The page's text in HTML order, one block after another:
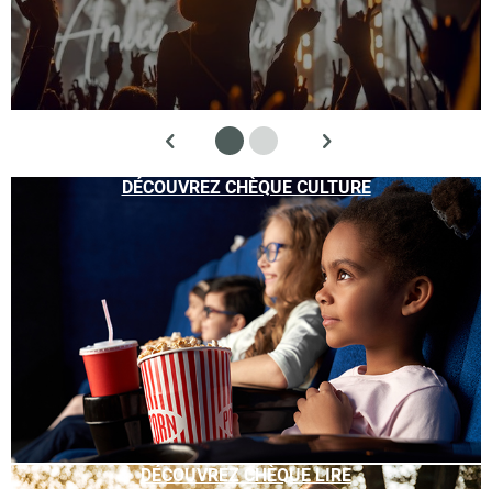
DÉCOUVREZ CHÈQUE CULTURE
DÉCOUVREZ CHÈQUE LIRE